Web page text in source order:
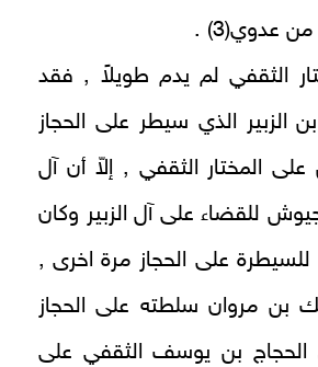
عدوي(3) .
الثقفي لم يدم طويلاً , فقد
الزبير الذي سيطر على الحجاز
المختار الثقفي , إلاّ أن آل
للقضاء على آل الزبير وكان
على الحجاز مرة اخرى ,
بن مروان سلطته على الحجاز
الحجاج بن يوسف الثقفي على